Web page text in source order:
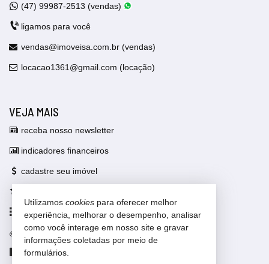
(47) 99987-2513 (vendas)
ligamos para você
vendas@imoveisa.com.br (vendas)
locacao1361@gmail.com (locação)
VEJA MAIS
receba nosso newsletter
indicadores financeiros
cadastre seu imóvel
mapa de imóveis
trabalhe conosco
Facebook
Utilizamos cookies para oferecer melhor
experiência, melhorar o desempenho, analisar
como você interage em nosso site e gravar
informações coletadas por meio de
formulários.